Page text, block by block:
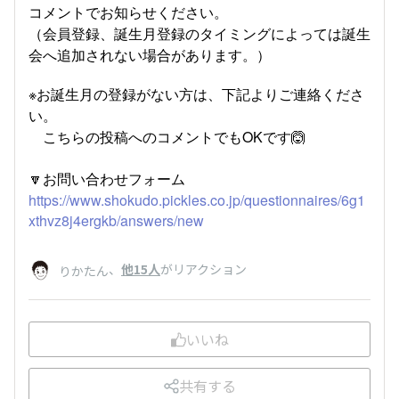
コメントでお知らせください。
（会員登録、誕生月登録のタイミングによっては誕生
会へ追加されない場合があります。）
※お誕生月の登録がない方は、下記よりご連絡くださ
い。
こちらの投稿へのコメントでもOKです🙆
🔽お問い合わせフォーム
https://www.shokudo.pickles.co.jp/questionnaires/6g1
xthvz8j4ergkb/answers/new
りかたん、 他15人がリアクション
いいね
共有する